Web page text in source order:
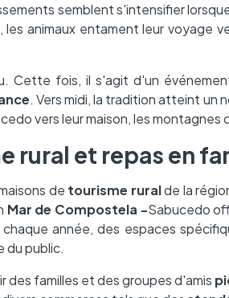
semblent s'intensifier
animaux entament leur voyage
Cette fois, il s'agit d'un
. Vers midi, la tradition atteint un
vers leur maison, les montagnes
rural et repas en
de tourisme ruralde la
Mar de Compostela -Sabucedo
année, des espaces
du public.
familles et des groupes d'amis